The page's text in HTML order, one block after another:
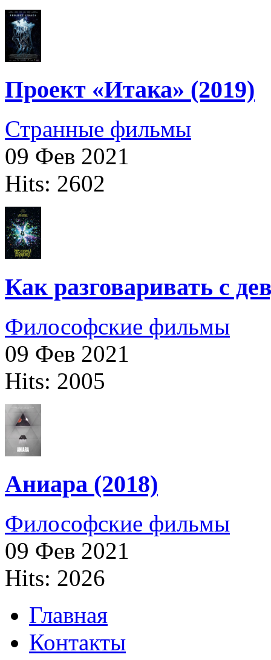
Проект «Итака» (2019)
Странные фильмы
09 Фев 2021
Hits: 2602
Как разговаривать с
Философские фильмы
09 Фев 2021
Hits: 2005
Аниара (2018)
Философские фильмы
09 Фев 2021
Hits: 2026
Главная
Контакты